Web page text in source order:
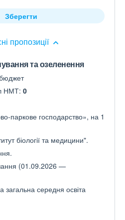
пропозиції
Зберегти
та озеленення
НМТ: 0
паркове господарство», на 1
біології та медицини".
(01.09.2026 —
загальна середня освіта